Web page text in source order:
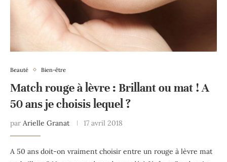
Beauté Bien-être
Match rouge à lèvre : Brillant ou mat ! A
50 ans je choisis lequel ?
par Arielle Granat 17 avril 2018
A 50 ans doit-on vraiment choisir entre un rouge à lèvre mat